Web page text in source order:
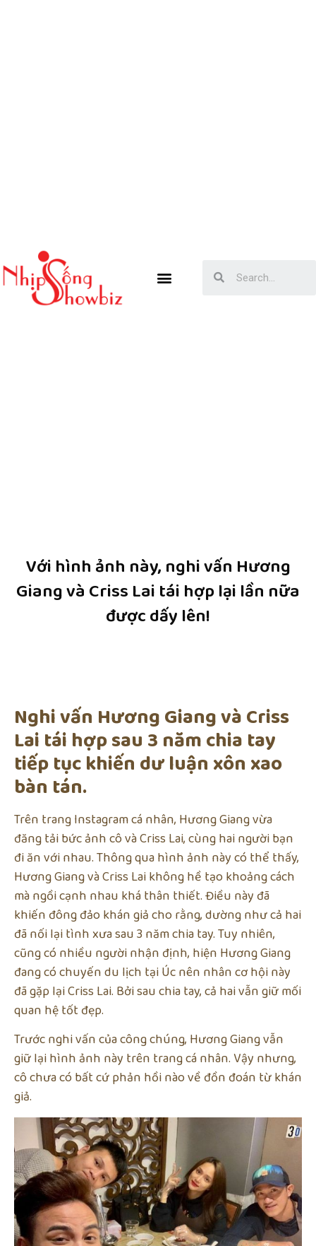
Với hình ảnh này, nghi vấn Hương
Giang và Criss Lai tái hợp lại lần nữa
được dấy lên!
Nghi vấn Hương Giang và Criss
Lai tái hợp sau 3 năm chia tay
tiếp tục khiến dư luận xôn xao
bàn tán.
Trên trang Instagram cá nhân, Hương Giang vừa
đăng tải bức ảnh cô và Criss Lai, cùng hai người bạn
đi ăn với nhau. Thông qua hình ảnh này có thể thấy,
Hương Giang và Criss Lai không hề tạo khoảng cách
mà ngồi cạnh nhau khá thân thiết. Điều này đã
khiến đông đảo khán giả cho rằng, dường như cả hai
đã nối lại tình xưa sau 3 năm chia tay. Tuy nhiên,
cũng có nhiều người nhận định, hiện Hương Giang
đang có chuyến du lịch tại Úc nên nhân cơ hội này
đã gặp lại Criss Lai. Bởi sau chia tay, cả hai vẫn giữ mối
quan hệ tốt đẹp.
Trước nghi vấn của công chúng, Hương Giang vẫn
giữ lại hình ảnh này trên trang cá nhân. Vậy nhưng,
cô chưa có bất cứ phản hồi nào về đồn đoán từ khán
giả.